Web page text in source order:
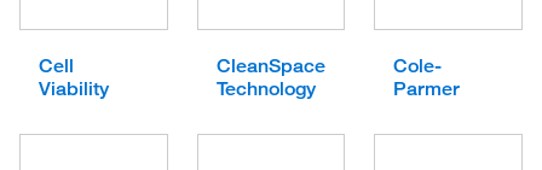
Cell
Viability
CleanSpace
Technology
Cole-
Parmer